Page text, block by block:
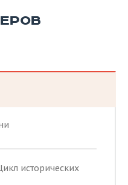
исторических